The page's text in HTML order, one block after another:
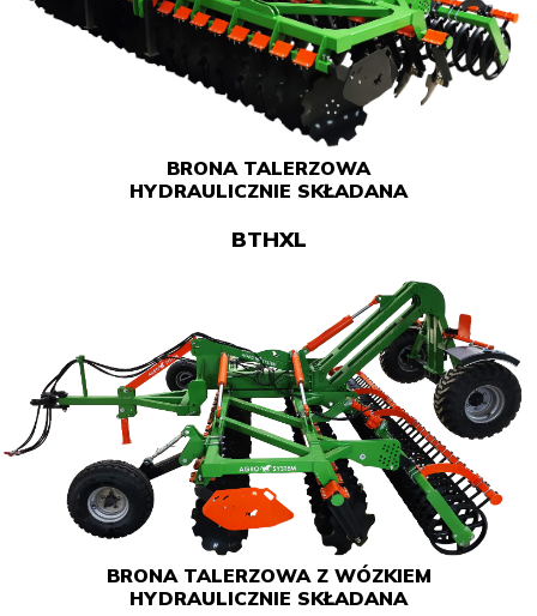
BRONA TALERZOWA
HYDRAULICZNIE SKŁADANA
BTHXL
BRONA TALERZOWA Z WÓZKIEM
HYDRAULICZNIE SKŁADANA